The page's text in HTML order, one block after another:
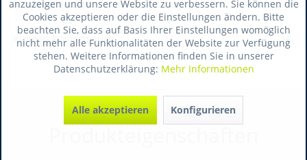
Ähnliche Artikel
Kunden kauften auch
anzuzeigen und unsere Website zu verbessern. Sie können die
Cookies akzeptieren oder die Einstellungen ändern. Bitte
beachten Sie, dass auf Basis Ihrer Einstellungen womöglich
nicht mehr alle Funktionalitäten der Website zur Verfügung
stehen. Weitere Informationen finden Sie in unserer
Datenschutzerklärung: Mehr Informationen
Alle akzeptieren Konfigurieren